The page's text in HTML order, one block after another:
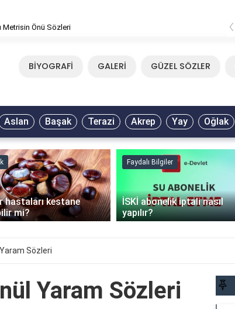
Metrisin Önü Sözleri ‹
BİYOGRAFİ GALERİ GÜZEL SÖZLER
Aslan Başak Terazi Akrep Yay Oğlak
hastaları kestane
mi?
Faydalı Bilgiler
İSKİ abonelik iptali nasıl
yapılır?
Sözleri
Yaram Sözleri